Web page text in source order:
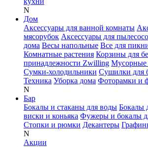
N
Дом
Аксессуары для ванной комнаты
мясорубок Аксессуары для
дома Весы напольные Все для
Комнатные растения Корзины для
принадлежности Zwilling Мусорные
Сумки-холодильники Сушилки для
Техника Уборка дома Фоторамки и
N
Бар
Бокалы и стаканы для воды Бокалы
виски и коньяка Фужеры и бокалы
Стопки и рюмки Декантеры
N
Акции